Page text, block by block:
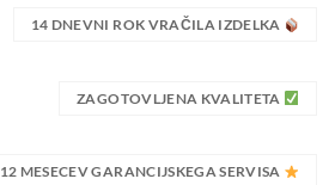
14 DNEVNI ROK VRAČILA IZDELKA
ZAGOTOVLJENA KVALITETA
12 MESECEV GARANCIJSKEGA SERVISA